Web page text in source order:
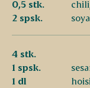
0,5 stk.
2 spsk.
soya
4 stk.
1 spsk.
1 dl